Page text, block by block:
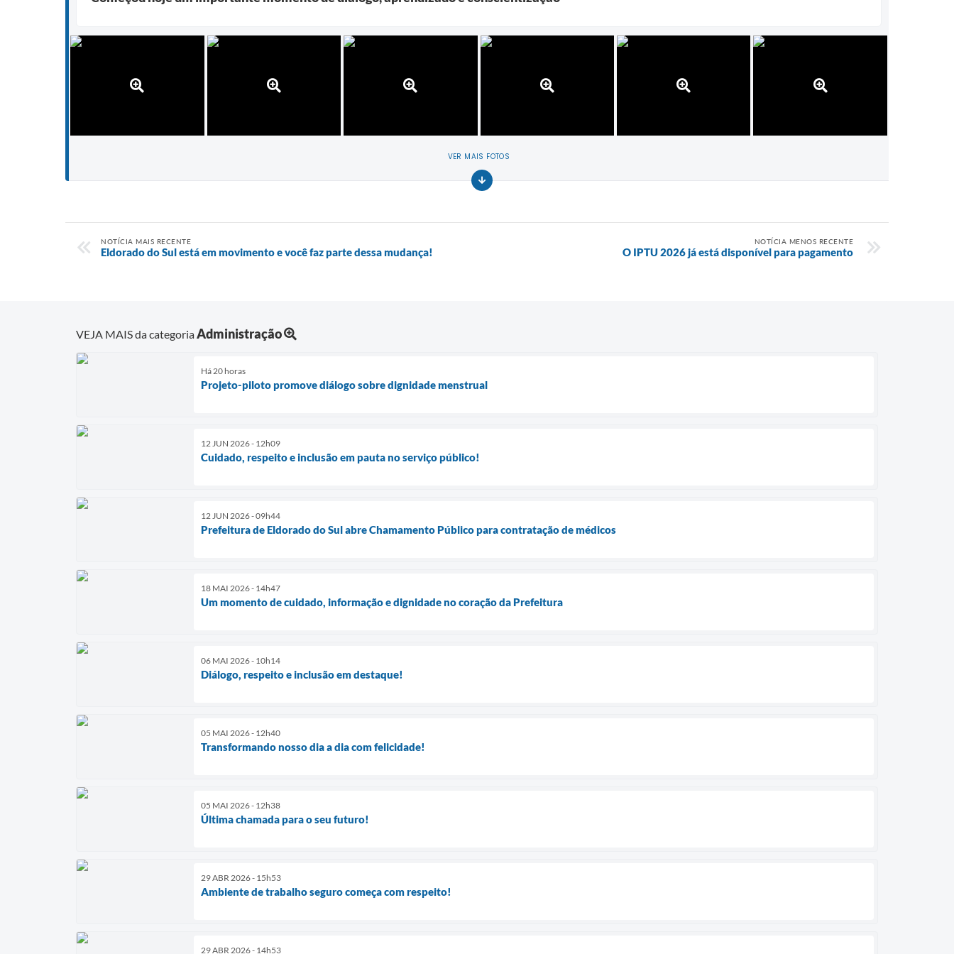
VER MAIS FOTOS
NOTÍCIA MAIS RECENTE
Eldorado do Sul está em movimento e você faz parte dessa mudança!
NOTÍCIA MENOS RECENTE
O IPTU 2026 já está disponível para pagamento
VEJA MAIS da categoriaAdministração
Há 20 horas
Projeto-piloto promove diálogo sobre dignidade menstrual
12 JUN 2026 - 12h09
Cuidado, respeito e inclusão em pauta no serviço público!
12 JUN 2026 - 09h44
Prefeitura de Eldorado do Sul abre Chamamento Público para contratação de médicos
18 MAI 2026 - 14h47
Um momento de cuidado, informação e dignidade no coração da Prefeitura
06 MAI 2026 - 10h14
Diálogo, respeito e inclusão em destaque!
05 MAI 2026 - 12h40
Transformando nosso dia a dia com felicidade!
05 MAI 2026 - 12h38
Última chamada para o seu futuro!
29 ABR 2026 - 15h53
Ambiente de trabalho seguro começa com respeito!
29 ABR 2026 - 14h53